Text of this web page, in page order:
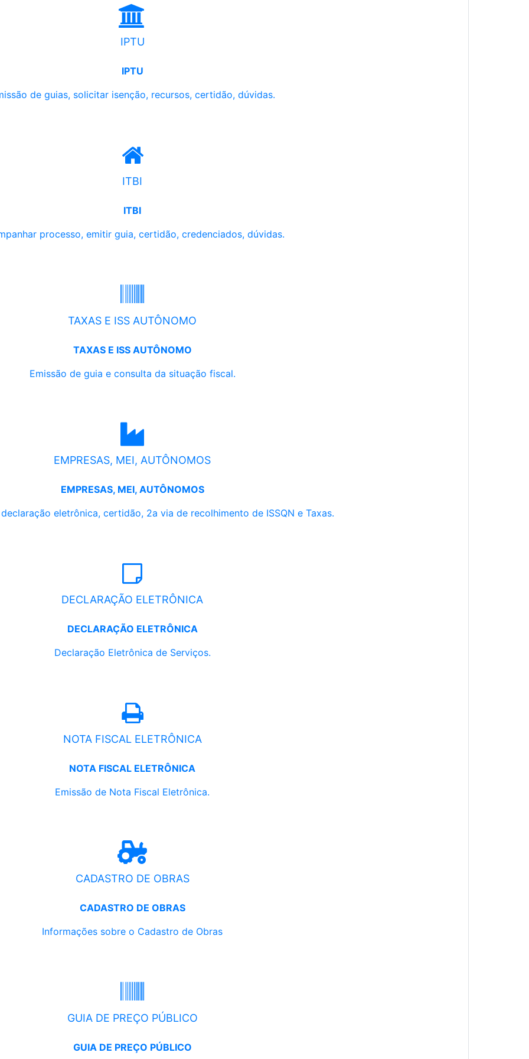
IPTU
IPTU
de guias, solicitar isenção, recursos, certidão, dúvidas.
ITBI
ITBI
processo, emitir guia, certidão, credenciados, dúvidas.
TAXAS E ISS AUTÔNOMO
TAXAS E ISS AUTÔNOMO
Emissão de guia e consulta da situação fiscal.
EMPRESAS, MEI, AUTÔNOMOS
EMPRESAS, MEI, AUTÔNOMOS
eletrônica, certidão, 2a via de recolhimento de ISSQN e Taxas.
DECLARAÇÃO ELETRÔNICA
DECLARAÇÃO ELETRÔNICA
Declaração Eletrônica de Serviços.
NOTA FISCAL ELETRÔNICA
NOTA FISCAL ELETRÔNICA
Emissão de Nota Fiscal Eletrônica.
CADASTRO DE OBRAS
CADASTRO DE OBRAS
Informações sobre o Cadastro de Obras
GUIA DE PREÇO PÚBLICO
GUIA DE PREÇO PÚBLICO